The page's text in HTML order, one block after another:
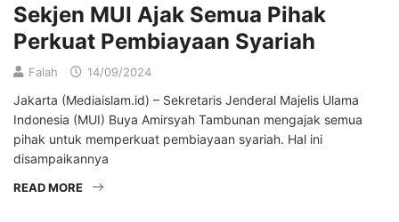
Sekjen MUI Ajak Semua Pihak
Perkuat Pembiayaan Syariah
Falah 14/09/2024
Jakarta (Mediaislam.id) – Sekretaris Jenderal Majelis Ulama
Indonesia (MUI) Buya Amirsyah Tambunan mengajak semua
pihak untuk memperkuat pembiayaan syariah. Hal ini
disampaikannya
READ MORE